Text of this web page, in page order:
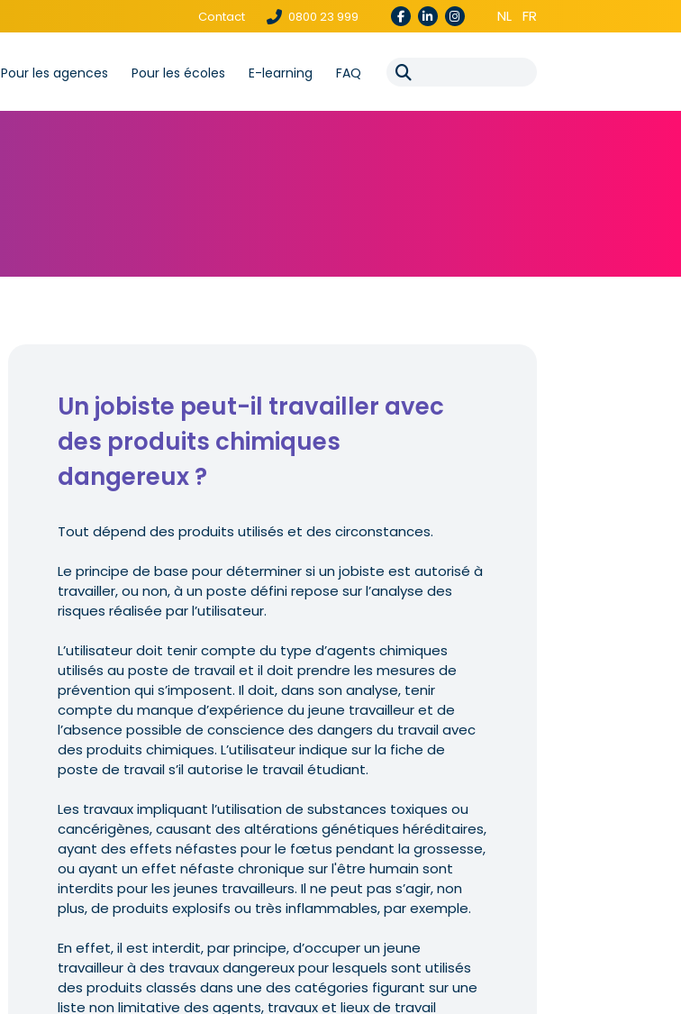
Contact 0800 23 999 NL FR
Pour les agences Pour les écoles E-learning FAQ
Un jobiste peut-il travailler avec
des produits chimiques
dangereux ?
Tout dépend des produits utilisés et des circonstances.
Le principe de base pour déterminer si un jobiste est autorisé à
travailler, ou non, à un poste défini repose sur l’analyse des
risques réalisée par l’utilisateur.
L’utilisateur doit tenir compte du type d’agents chimiques
utilisés au poste de travail et il doit prendre les mesures de
prévention qui s’imposent. Il doit, dans son analyse, tenir
compte du manque d’expérience du jeune travailleur et de
l’absence possible de conscience des dangers du travail avec
des produits chimiques. L’utilisateur indique sur la fiche de
poste de travail s’il autorise le travail étudiant.
Les travaux impliquant l’utilisation de substances toxiques ou
cancérigènes, causant des altérations génétiques héréditaires,
ayant des effets néfastes pour le fœtus pendant la grossesse,
ou ayant un effet néfaste chronique sur l'être humain sont
interdits pour les jeunes travailleurs. Il ne peut pas s’agir, non
plus, de produits explosifs ou très inflammables, par exemple.
En effet, il est interdit, par principe, d’occuper un jeune
travailleur à des travaux dangereux pour lesquels sont utilisés
des produits classés dans une des catégories figurant sur une
liste non limitative des agents, travaux et lieux de travail